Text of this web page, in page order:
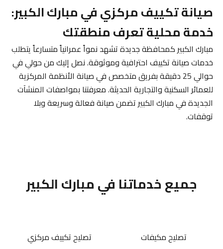
صيانة تكييف مركزي في مبارك الكبير:
خدمة محلية تعرف منطقتك
مبارك الكبير كمحافظة جديدة تشهد نمواً عمرانياً متسارعاً يتطلب
خدمات صيانة تكييف احترافية وموثوقة. نصل إليك من حولي في
حوالي 25 دقيقة بفريق متخصص في صيانة الأنظمة المركزية
للعمائر السكنية والتجارية الحديثة. معرفتنا بمواصفات المنشآت
الجديدة في مبارك الكبير تضمن صيانة فعالة وسريعة وبلا
توقفات.
جميع خدماتنا في مبارك الكبير
تصليح مكيفات تصليح تكييف مركزي